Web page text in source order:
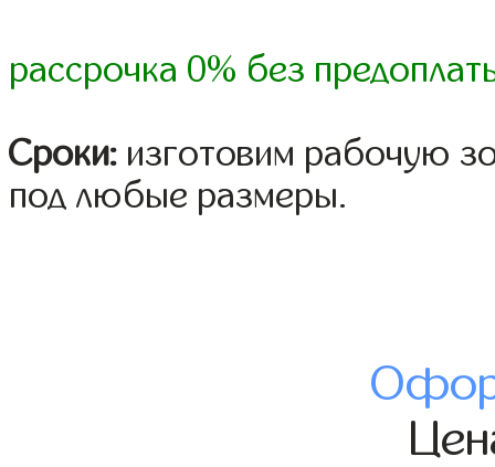
рассрочка 0% без
Сроки: изготовим рабочую
под любые размеры.